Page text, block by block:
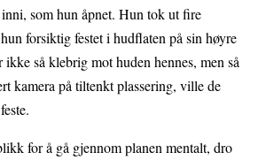
som hun åpnet. Hun tok ut fire
forsiktig festet i hudflaten på sin høyre
så klebrig mot huden hennes, men så
kamera på tiltenkt plassering, ville de
for å gå gjennom planen mentalt, dro